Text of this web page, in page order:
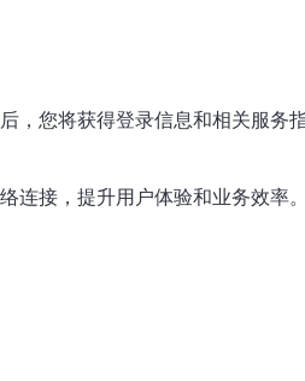
您将获得登录信息和相关服务
接，提升用户体验和业务效率